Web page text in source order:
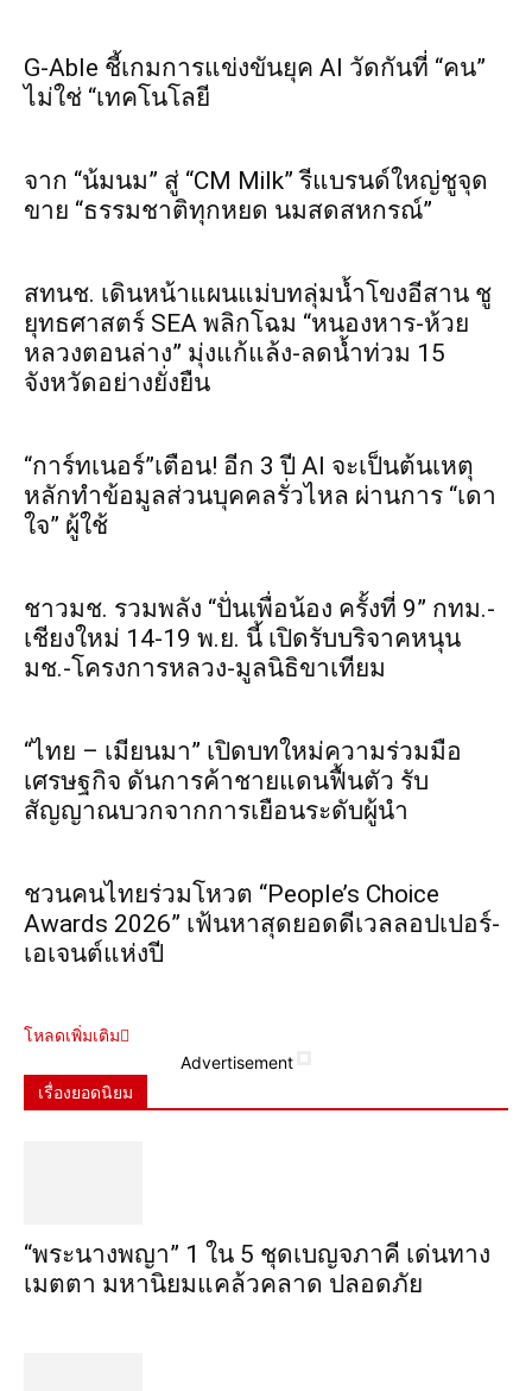
G-Able ชี้เกมการแข่งขันยุค AI วัดกันที่ “คน”
ไม่ใช่ “เทคโนโลยี
จาก “น้มนม” สู่ “CM Milk” รีแบรนด์ใหญ่ชูจุด
ขาย “ธรรมชาติทุกหยด นมสดสหกรณ์”
สทนช. เดินหน้าแผนแม่บทลุ่มน้ำโขงอีสาน ชู
ยุทธศาสตร์ SEA พลิกโฉม “หนองหาร-ห้วย
หลวงตอนล่าง” มุ่งแก้แล้ง-ลดน้ำท่วม 15
จังหวัดอย่างยั่งยืน
“การ์ทเนอร์”เตือน! อีก 3 ปี AI จะเป็นต้นเหตุ
หลักทำข้อมูลส่วนบุคคลรั่วไหล ผ่านการ “เดา
ใจ” ผู้ใช้
ชาวมช. รวมพลัง “ปั่นเพื่อน้อง ครั้งที่ 9” กทม.-
เชียงใหม่ 14-19 พ.ย. นี้ เปิดรับบริจาคหนุน
มช.-โครงการหลวง-มูลนิธิขาเทียม
“ไทย – เมียนมา” เปิดบทใหม่ความร่วมมือ
เศรษฐกิจ ดันการค้าชายแดนฟื้นตัว รับ
สัญญาณบวกจากการเยือนระดับผู้นำ
ชวนคนไทยร่วมโหวต “People’s Choice
Awards 2026” เฟ้นหาสุดยอดดีเวลลอปเปอร์-
เอเจนต์แห่งปี
โหลดเพิ่มเติม
Advertisement
เรื่องยอดนิยม
“พระ​นาง​พญา” 1 ใน 5​ ชุดเบญจ​ภาคี​ เด่นทาง
เมตตา​ มหา​นิยม​แคล้วคลาด​ ปลอดภัย​